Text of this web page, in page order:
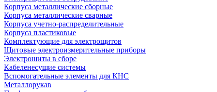
Корпуса металлические сборные
Корпуса металлические сварные
Корпуса учетно-распределительные
Корпуса пластиковые
Комплектующие для электрощитов
Щитовые электроизмерительные приборы
Электрощиты в сборе
Кабеленесущие системы
Вспомогательные элементы для КНС
Металлорукав